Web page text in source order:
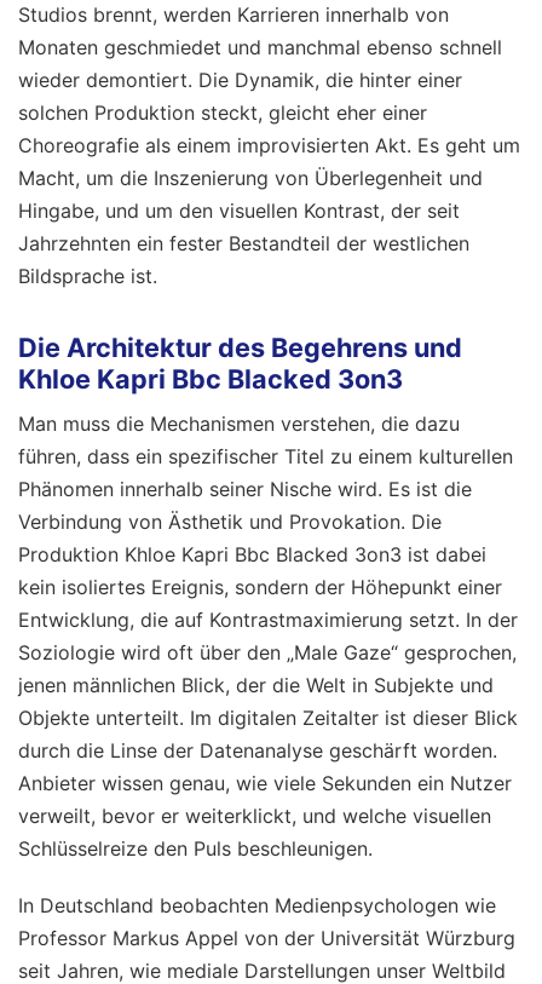
Studios brennt, werden Karrieren innerhalb von
Monaten geschmiedet und manchmal ebenso schnell
wieder demontiert. Die Dynamik, die hinter einer
solchen Produktion steckt, gleicht eher einer
Choreografie als einem improvisierten Akt. Es geht um
Macht, um die Inszenierung von Überlegenheit und
Hingabe, und um den visuellen Kontrast, der seit
Jahrzehnten ein fester Bestandteil der westlichen
Bildsprache ist.
Die Architektur des Begehrens und
Khloe Kapri Bbc Blacked 3on3
Man muss die Mechanismen verstehen, die dazu
führen, dass ein spezifischer Titel zu einem kulturellen
Phänomen innerhalb seiner Nische wird. Es ist die
Verbindung von Ästhetik und Provokation. Die
Produktion Khloe Kapri Bbc Blacked 3on3 ist dabei
kein isoliertes Ereignis, sondern der Höhepunkt einer
Entwicklung, die auf Kontrastmaximierung setzt. In der
Soziologie wird oft über den „Male Gaze“ gesprochen,
jenen männlichen Blick, der die Welt in Subjekte und
Objekte unterteilt. Im digitalen Zeitalter ist dieser Blick
durch die Linse der Datenanalyse geschärft worden.
Anbieter wissen genau, wie viele Sekunden ein Nutzer
verweilt, bevor er weiterklickt, und welche visuellen
Schlüsselreize den Puls beschleunigen.
In Deutschland beobachten Medienpsychologen wie
Professor Markus Appel von der Universität Würzburg
seit Jahren, wie mediale Darstellungen unser Weltbild